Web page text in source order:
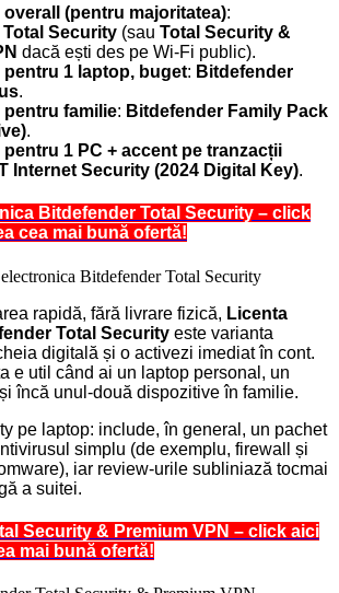
overall (pentru majoritatea):
Security (sau Total Security &
dacă ești des pe Wi-Fi public).
pentru 1 laptop, buget: Bitdefender
.
pentru familie: Bitdefender Family Pack
.
1 PC + accent pe tranzacții
Internet Security (2024 Digital Key).
Bitdefender Total Security – click
cea mai bună ofertă!
rapidă, fără livrare fizică, Licenta
Total Security este varianta
digitală și o activezi imediat în cont.
e util când ai un laptop personal, un
încă unul-două dispozitive în familie.
pe laptop: include, în general, un pachet
simplu (de exemplu, firewall și
iar review-urile subliniază tocmai
a suitei.
Security & Premium VPN – click aici
mai bună ofertă!